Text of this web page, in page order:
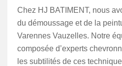
Chez HJ BATIMENT, nous
du démoussage et de la
Varennes Vauzelles. Notre
composée d’experts
les subtilités de ces